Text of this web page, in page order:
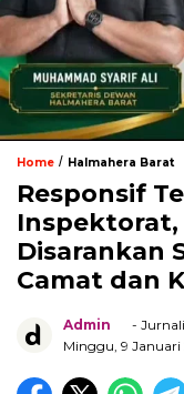
Home / Halmahera Barat
Responsif
Disarankan
Camat dan
Admin
-
Minggu, 9 Januari